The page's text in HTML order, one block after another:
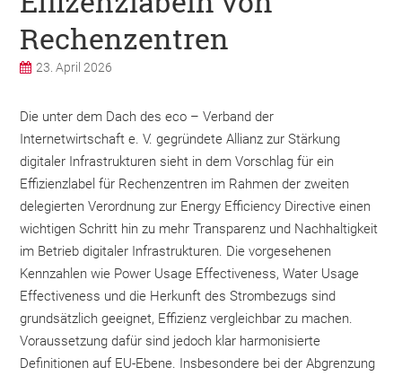
Rechenzentren
23. April 2026
Die unter dem Dach des eco – Verband der
Internetwirtschaft e. V. gegründete Allianz zur Stärkung
digitaler Infrastrukturen sieht in dem Vorschlag für ein
Effizienzlabel für Rechenzentren im Rahmen der zweiten
delegierten Verordnung zur Energy Efficiency Directive einen
wichtigen Schritt hin zu mehr Transparenz und Nachhaltigkeit
im Betrieb digitaler Infrastrukturen. Die vorgesehenen
Kennzahlen wie Power Usage Effectiveness, Water Usage
Effectiveness und die Herkunft des Strombezugs sind
grundsätzlich geeignet, Effizienz vergleichbar zu machen.
Voraussetzung dafür sind jedoch klar harmonisierte
Definitionen auf EU-Ebene. Insbesondere bei der Abgrenzung